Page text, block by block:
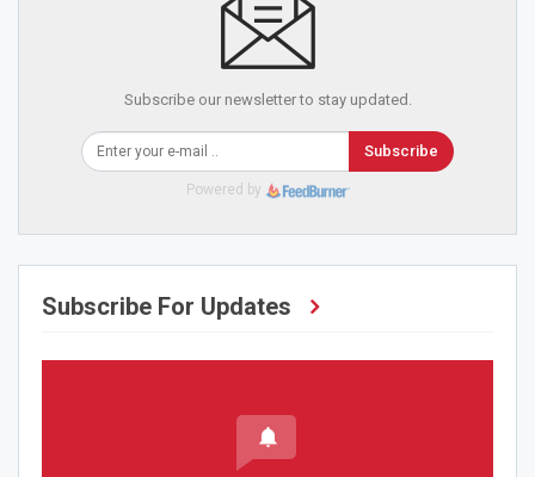
Subscribe our newsletter to stay updated.
Subscribe
Powered by
Subscribe For Updates